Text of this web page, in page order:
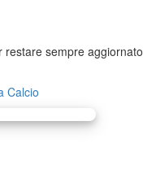
restare sempre aggiornato
Calcio